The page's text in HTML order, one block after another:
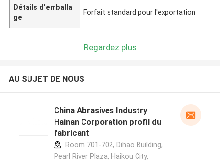
Détails d'emballa
ge
Forfait standard pour l'exportation
Regardez plus
AU SUJET DE NOUS
China Abrasives Industry
Hainan Corporation profil du
fabricant
Room 701-702, Dihao Building,
Pearl River Plaza, Haikou City,